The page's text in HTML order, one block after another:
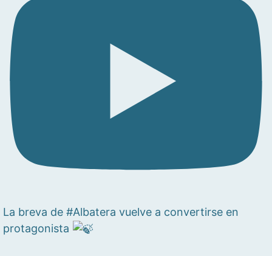
La breva de #Albatera vuelve a convertirse en
protagonista